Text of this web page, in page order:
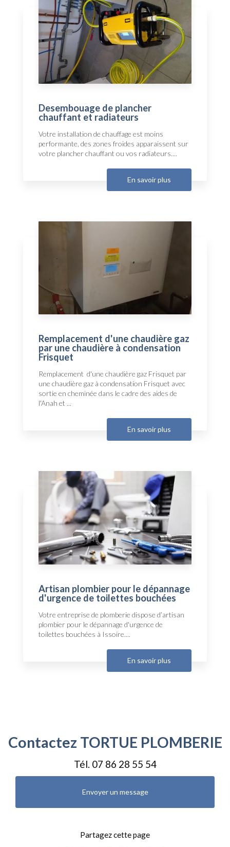
Desembouage de plancher
chauffant et radiateurs
Votre installation de chauffage est moins
performante, des zones froides apparaissent sur
votre plancher chauffant ou vos radiateurs....
En savoir plus
Remplacement d'une chaudière gaz
par une chaudière à condensation
Frisquet
Remplacement d'une chaudière gaz Frisquet par
une chaudière gaz à condensation Frisquet avec
sortie en cheminée dans le cadre des aides de
l'Anah et ...
En savoir plus
Artisan plombier pour le dépannage
d'urgence de toilettes bouchées
Votre entreprise de plomberie dispose d’artisan
plombier pour le dépannage d'urgence de
toilettes bouchées à Issoire....
En savoir plus
Contactez TORTUE PLOMBERIE
Tél. 07 86 28 55 54
Envoyer un message
Partagez cette page